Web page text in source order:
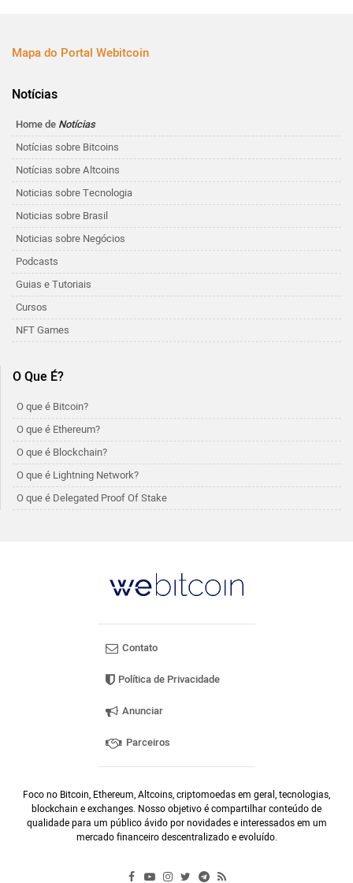
Mapa do Portal Webitcoin
Notícias
Home de Notícias
Notícias sobre Bitcoins
Notícias sobre Altcoins
Noticias sobre Tecnologia
Noticias sobre Brasil
Noticias sobre Negócios
Podcasts
Guias e Tutoriais
Cursos
NFT Games
O Que É?
O que é Bitcoin?
O que é Ethereum?
O que é Blockchain?
O que é Lightning Network?
O que é Delegated Proof Of Stake
Contato
Política de Privacidade
Anunciar
Parceiros
Foco no Bitcoin, Ethereum, Altcoins, criptomoedas em geral, tecnologias,
blockchain e exchanges. Nosso objetivo é compartilhar conteúdo de
qualidade para um público ávido por novidades e interessados em um
mercado financeiro descentralizado e evoluído.